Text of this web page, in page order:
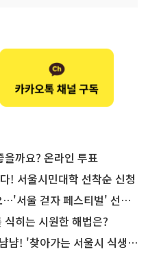
까요? 온라인 투표
! 서울시민대학 선착순 신청
걷자 페스티벌' 선착순 5천명
히는 시원한 해법은?
아가는 서울시 식생활 교육' 현장